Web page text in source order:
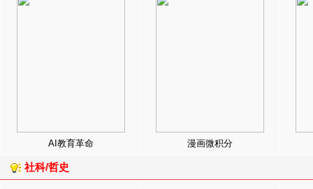
AI教育革命 漫画微积分
社科/哲史